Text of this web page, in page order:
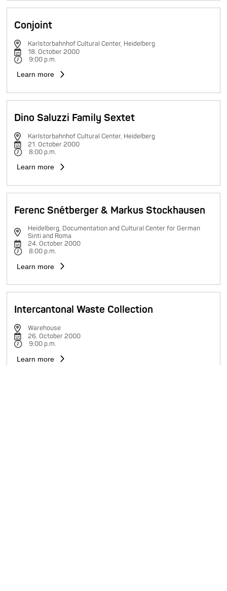
Conjoint
Karlstorbahnhof Cultural Center, Heidelberg
18. October 2000
9:00 p.m.
Learn more
Dino Saluzzi Family Sextet
Karlstorbahnhof Cultural Center, Heidelberg
21. October 2000
8:00 p.m.
Learn more
Ferenc Snétberger & Markus Stockhausen
Heidelberg, Documentation and Cultural Center for German
Sinti and Roma
24. October 2000
8:00 p.m.
Learn more
Intercantonal Waste Collection
Warehouse
26. October 2000
9:00 p.m.
Learn more